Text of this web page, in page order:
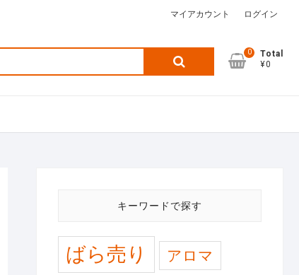
マイアカウント ログイン
0
Total
¥0
キーワードで探す
ばら売り アロマ